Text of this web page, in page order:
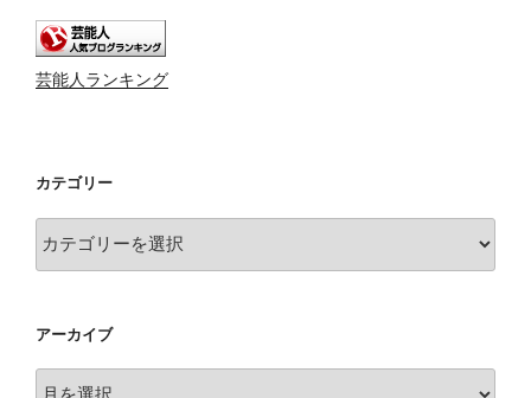
芸能人ランキング
カテゴリー
テ
ー
アーカイブ